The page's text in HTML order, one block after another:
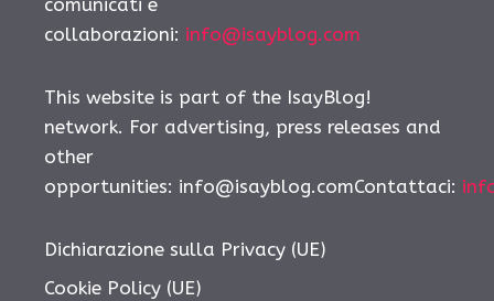
collaborazioni: info@isayblog.com
This website is part of the IsayBlog!
network. For advertising, press releases and
other
opportunities: info@isayblog.comContattaci:
Dichiarazione sulla Privacy (UE)
Cookie Policy (UE)